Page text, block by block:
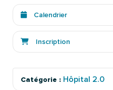
Calendrier
Inscription
Catégorie : Hôpital 2.0